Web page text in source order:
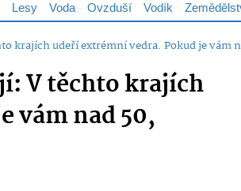
Lesy Voda Ovzduší Vodík
krajích udeří extrémní vedra. Pokud je vám
V těchto krajích
vám nad 50,